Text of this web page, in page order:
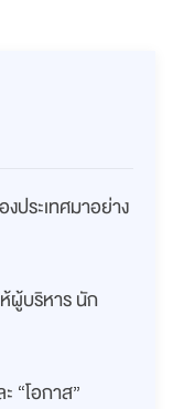
ประเทศมาอย่าง
ผู้บริหาร นัก
“โอกาส”